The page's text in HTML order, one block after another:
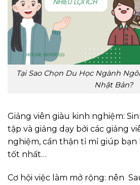
Tại Sao Chọn Du Học Ngành
Nhật Bản?
Giảng viên giàu kinh nghiệm:
tập và giảng dạy bởi các giảng
nghiệm, cẩn thận tỉ mỉ giúp
tốt nhất…
Cơ hội việc làm mở rộng: nên